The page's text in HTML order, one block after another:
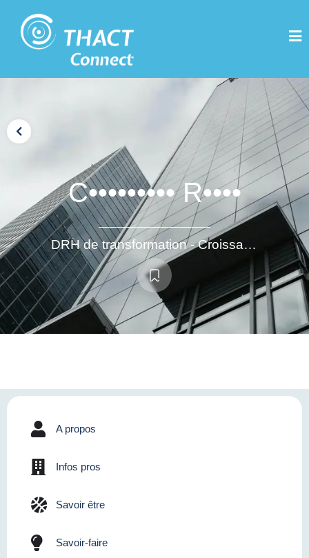
C••••••••• R••••
DRH de transformation - Croissance / International
A propos
Infos pros
Savoir être
Savoir-faire